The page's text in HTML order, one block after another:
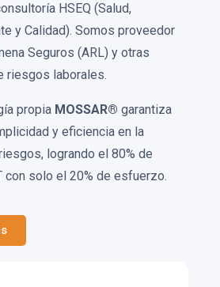
HSEQ (Salud,
y Calidad). Somos proveedor
Seguros (ARL) y otras
riesgos laborales.
propia MOSSAR® garantiza
y eficiencia en la
logrando el 80% de
con solo el 20% de esfuerzo.